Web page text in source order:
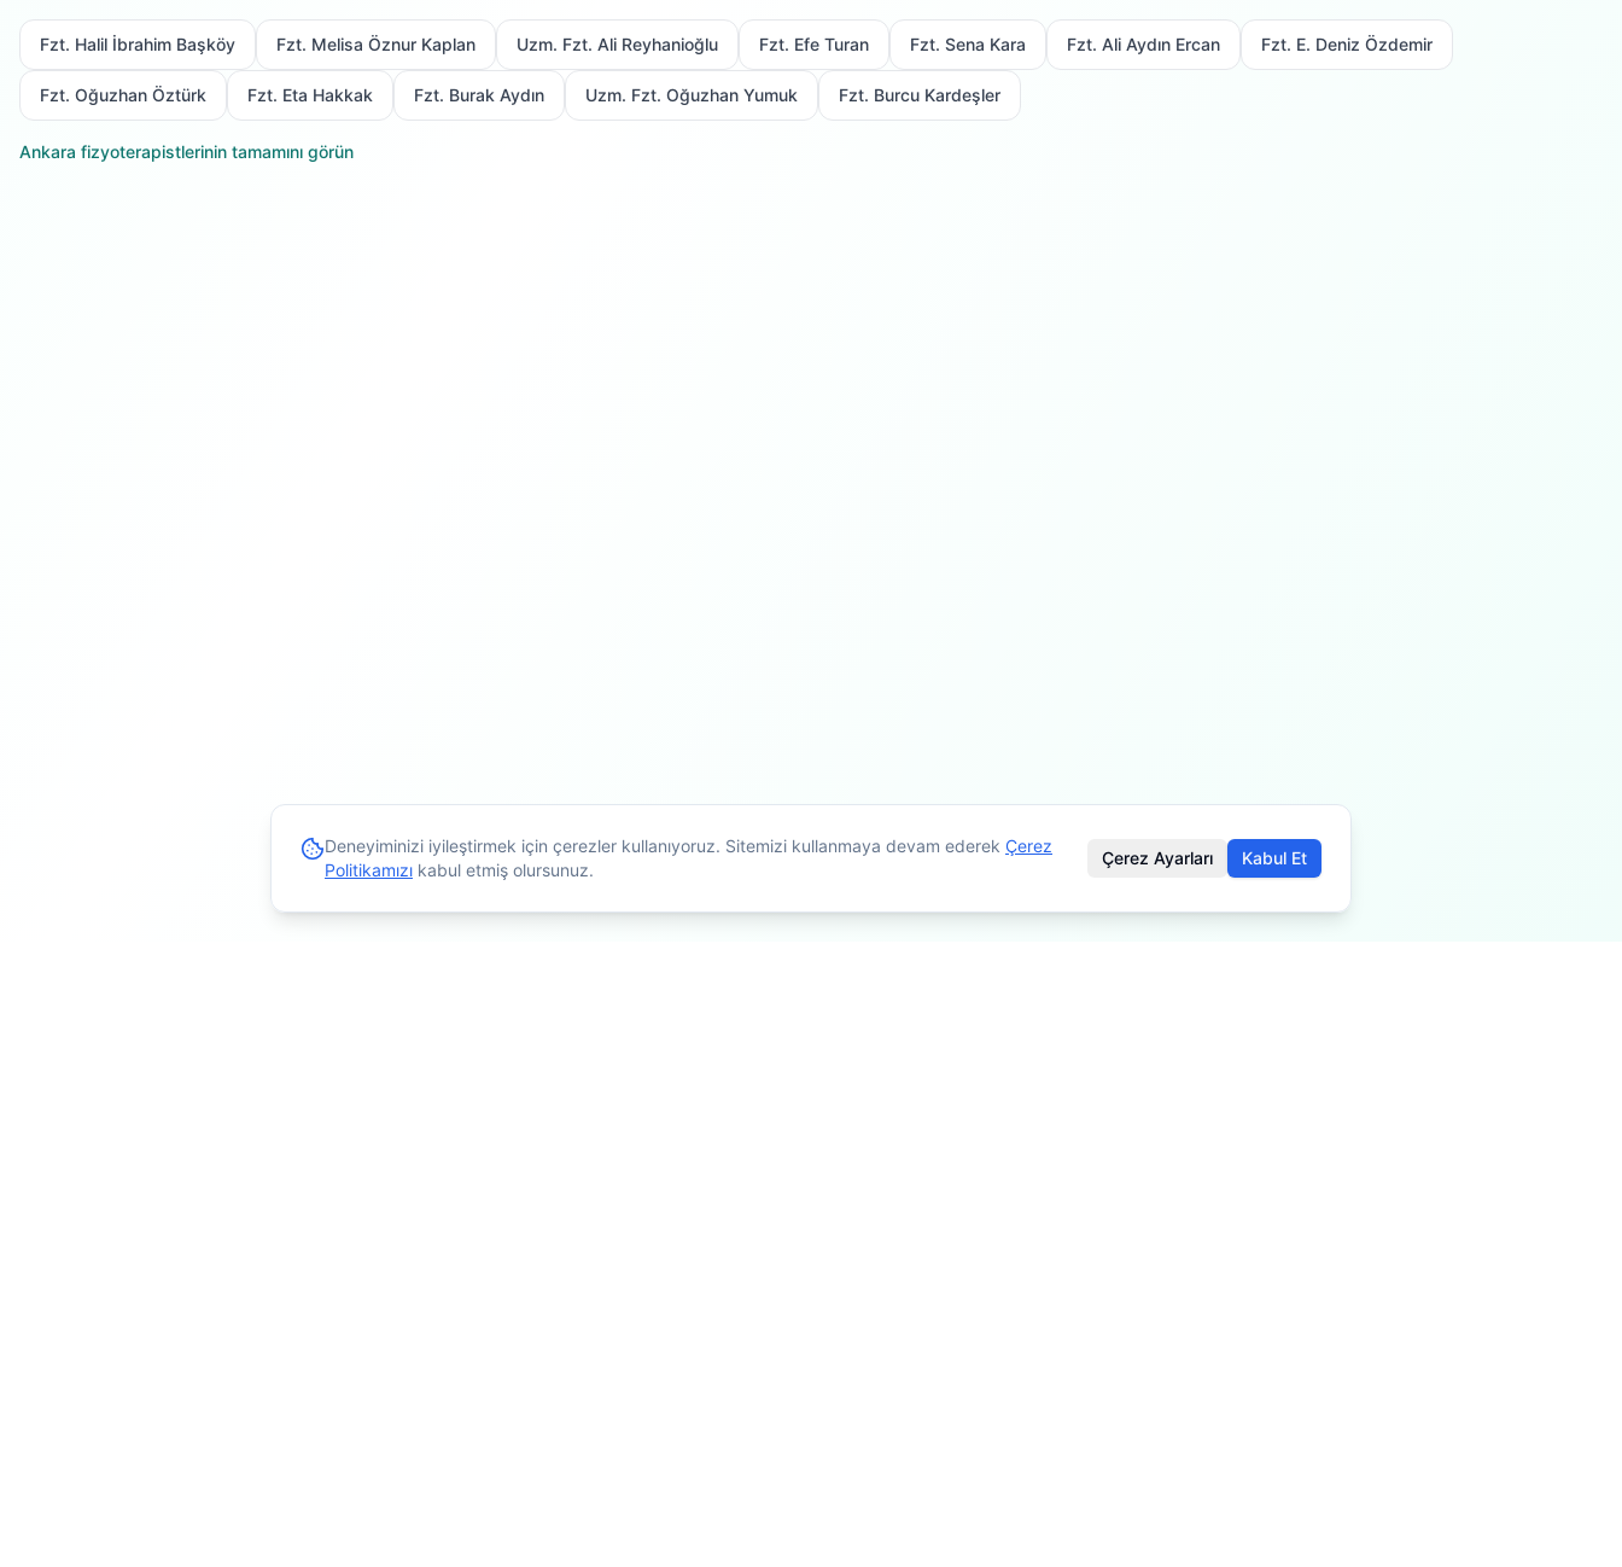
Fzt. Halil İbrahim Başköy Fzt. Melisa Öznur Kaplan Uzm. Fzt. Ali Reyhanioğlu Fzt. Efe Turan Fzt. Sena Kara Fzt. Ali Aydın Ercan Fzt. E. Deniz Özdemir
Fzt. Oğuzhan Öztürk Fzt. Eta Hakkak Fzt. Burak Aydın Uzm. Fzt. Oğuzhan Yumuk Fzt. Burcu Kardeşler
Ankara fizyoterapistlerinin tamamını görün
Deneyiminizi iyileştirmek için çerezler kullanıyoruz. Sitemizi kullanmaya devam ederek Çerez
Politikamızı kabul etmiş olursunuz.
Çerez Ayarları Kabul Et